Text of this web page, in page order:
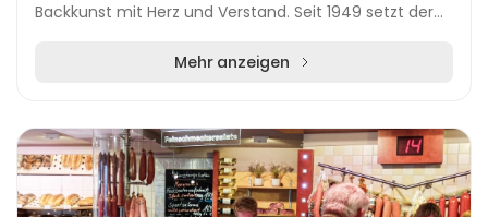
Backkunst mit Herz und Verstand. Seit 1949 setzt der
Mehr anzeigen